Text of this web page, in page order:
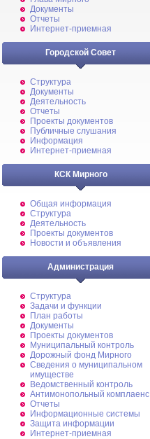
Документы
Отчеты
Интернет-приемная
Городской Совет
Структура
Документы
Деятельность
Отчеты
Проекты документов
Публичные слушания
Информация
Интернет-приемная
КСК Мирного
Общая информация
Структура
Деятельность
Проекты документов
Новости и объявления
Администрация
Структура
Задачи и функции
План работы
Документы
Проекты документов
Муниципальный контроль
Дорожный фонд Мирного
Cведения о муниципальном
имуществе
Ведомственный контроль
Антимонопольный комплаенс
Отчеты
Информационные системы
Защита информации
Интернет-приемная